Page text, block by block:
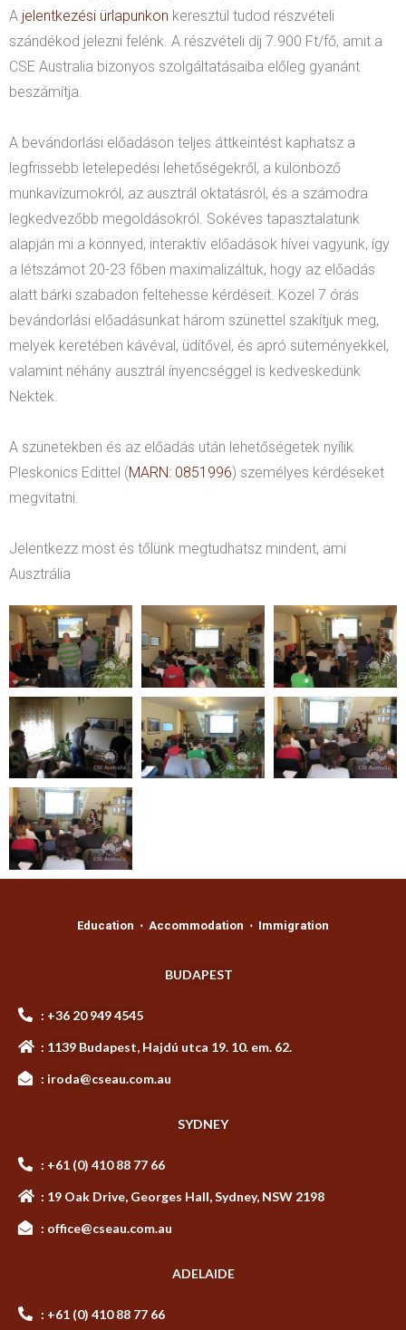
A jelentkezési ürlapunkon keresztül tudod részvételi
szándékod jelezni felénk. A részvételi díj 7.900 Ft/fő, amit a
CSE Australia bizonyos szolgáltatásaiba előleg gyanánt
beszámítja.
A bevándorlási előadáson teljes áttkeintést kaphatsz a
legfrissebb letelepedési lehetőségekről, a különböző
munkavízumokról, az ausztrál oktatásról, és a számodra
legkedvezőbb megoldásokról. Sokéves tapasztalatunk
alapján mi a könnyed, interaktív előadások hívei vagyunk, így
a létszámot 20-23 főben maximalizáltuk, hogy az előadás
alatt bárki szabadon feltehesse kérdéseit. Közel 7 órás
bevándorlási előadásunkat három szünettel szakítjuk meg,
melyek keretében kávéval, üdítővel, és apró süteményekkel,
valamint néhány ausztrál ínyencséggel is kedveskedünk
Nektek.
A szünetekben és az előadás után lehetőségetek nyílik
Pleskonics Edittel (MARN: 0851996) személyes kérdéseket
megvitatni.
Jelentkezz most és tőlünk megtudhatsz mindent, ami
Ausztrália
Education ⋅ Accommodation ⋅ Immigration
BUDAPEST
: +36 20 949 4545
: 1139 Budapest, Hajdú utca 19. 10. em. 62.
: iroda@cseau.com.au
SYDNEY
: +61 (0) 410 88 77 66
: 19 Oak Drive, Georges Hall, Sydney, NSW 2198
: office@cseau.com.au
ADELAIDE
: +61 (0) 410 88 77 66